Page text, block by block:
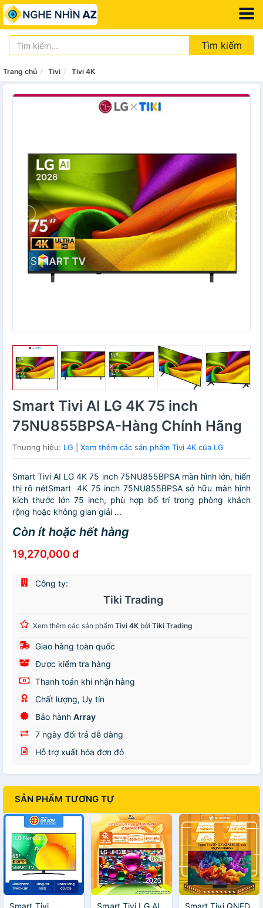
Tìm kiếm
Trang chủ Tivi Tivi 4K
Smart Tivi AI LG 4K 75 inch
75NU855BPSA-Hàng Chính Hãng
Thương hiệu: LG Xem thêm các sản phẩm Tivi 4K của LG
Smart Tivi AI LG 4K 75 inch 75NU855BPSA màn hình lớn, hiển
thị rõ nétSmart 4K 75 inch 75NU855BPSA sở hữu màn hình
kích thước lớn 75 inch, phù hợp bố trí trong phòng khách
rộng hoặc không gian giải ...
Còn ít hoặc hết hàng
19,270,000 đ
Công ty:
Tiki Trading
Xem thêm các sản phẩm Tivi 4K bởi Tiki Trading
Giao hàng toàn quốc
Được kiểm tra hàng
Thanh toán khi nhận hàng
Chất lượng, Uy tín
Bảo hành Array
7 ngày đổi trả dễ dàng
Hỗ trợ xuất hóa đơn đỏ
SẢN PHẨM TƯƠNG TỰ
Smart Tivi
Smart Tivi LG AI
Smart Tivi QNED